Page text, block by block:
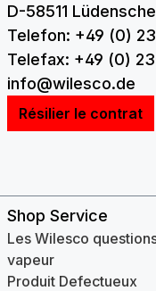
D-58511
Telefon: +49 (0)
Telefax: +49 (0)
info@wilesco.de
Résilier le contrat
Shop Service
Les Wilesco
vapeur
Produit Defectueux